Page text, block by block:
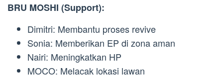
BRU MOSHI (Support):
Dimitri: Membantu proses revive
Sonia: Memberikan EP di zona aman
Nairi: Meningkatkan HP
MOCO: Melacak lokasi lawan